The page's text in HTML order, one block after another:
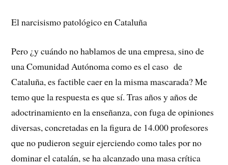
El narcisismo patológico en Cataluña
Pero ¿y cuándo no hablamos de una empresa, sino de
una Comunidad Autónoma como es el caso de
Cataluña, es factible caer en la misma mascarada? Me
temo que la respuesta es que sí. Tras años y años de
adoctrinamiento en la enseñanza, con fuga de opiniones
diversas, concretadas en la figura de 14.000 profesores
que no pudieron seguir ejerciendo como tales por no
dominar el catalán, se ha alcanzado una masa crítica